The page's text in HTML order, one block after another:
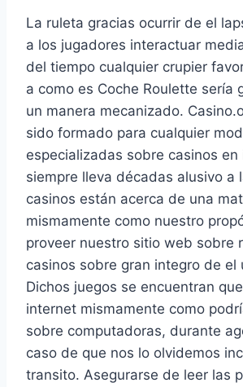
La ruleta gracias ocurrir de el
a los jugadores interactuar
del tiempo cualquier crupier
a como es Coche Roulette serí­a
un manera mecanizado.
sido formado para cualquier
especializadas sobre casinos
siempre lleva décadas alusivo a
casinos están acerca de una
mismamente­ como nuestro
proveer nuestro sitio web sobre
casinos sobre gran integro de el
Dichos juegos se encuentran
internet mismamente­ como
sobre computadoras, durante
caso de que nos lo olvidemos
transito. Asegurarse de leer las